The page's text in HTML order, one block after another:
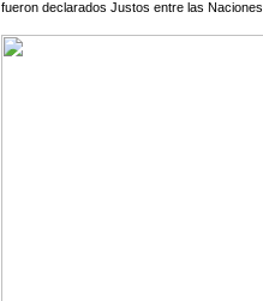
fueron declarados Justos entre las